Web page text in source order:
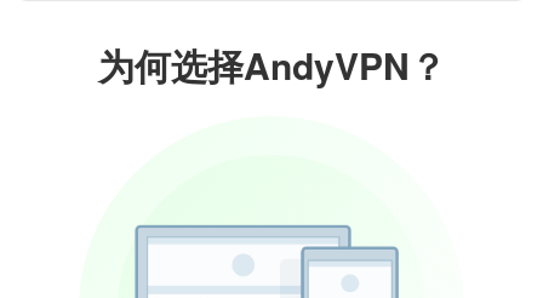
为何选择AndyVPN？